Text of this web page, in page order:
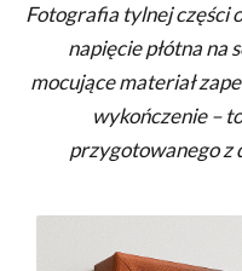
Fotografia tylnej części
napięcie płótna na
mocujące materiał
wykończenie –
przygotowanego z